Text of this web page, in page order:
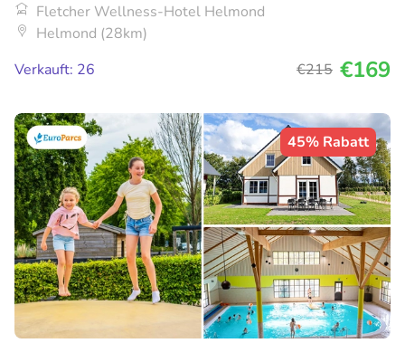
Fletcher Wellness-Hotel Helmond
Helmond (28km)
Verkauft: 26
€215 €169
45% Rabatt